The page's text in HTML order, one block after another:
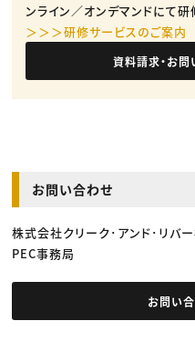
ンライン／オンデマンドにて研
＞＞＞研修サービスのご案内
資料請求・お
お問い合わせ
株式会社クリーク･アンド･リバ
PEC事務局
お問い